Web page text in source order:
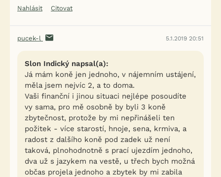
Nahlásit
Citovat
pucek-l 5.1.2019 20:51
Slon Indický napsal(a):
Já mám koně jen jednoho, v nájemním ustájení,
měla jsem nejvíc 2, a to doma.
Vaši finanční i jinou situaci nejlépe posoudíte
vy sama, pro mě osobně by byli 3 koně
zbytečnost, protože by mi nepřinášeli ten
požitek - více starostí, hnoje, sena, krmiva, a
radost z dalšího koně pod zadek už není
taková, plnohodnotně s prací ujezdím jednoho,
dva už s jazykem na vestě, u třech bych možná
občas projela jednoho a zbytek by mi zabila